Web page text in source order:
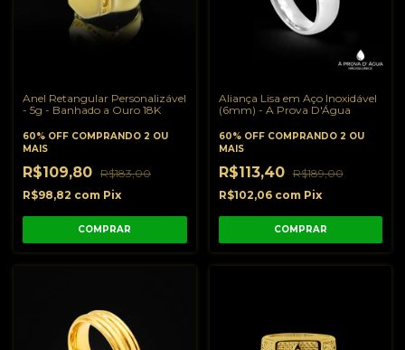
Anel Retangular Personalizável
- 5g - Banhado a Ouro 18K
60% OFF COMPRANDO 2 OU
MAIS
R$109,80 R$183,00
R$98,82 com Pix
COMPRAR
Aliança Lisa em Aço Inoxidável
(6mm) - A Prova D'Água
60% OFF COMPRANDO 2 OU
MAIS
R$113,40 R$189,00
R$102,06 com Pix
COMPRAR